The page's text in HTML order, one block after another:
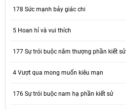
178 Sức mạnh bảy giác chi
5 Hoan hỉ và vui thích
177 Sự trói buộc năm thượng phần kiết sử
4 Vượt qua mong muốn kiêu mạn
176 Sự trói buộc nam hạ phần kiết sử